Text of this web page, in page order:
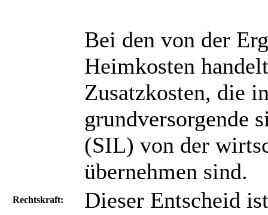
Bei den von der
Heimkosten
Zusatzkosten, die
grundversorgende
(SIL) von der
übernehmen sind.
Rechtskraft:
Dieser Entscheid